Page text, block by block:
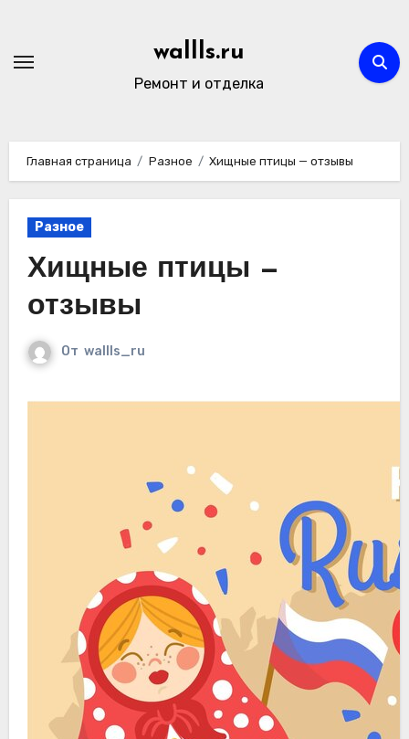
содержимому
wallls.ru
Ремонт и отделка
Главная страница Разное Хищные птицы — отзывы
Разное
Хищные птицы —
отзывы
От wallls_ru